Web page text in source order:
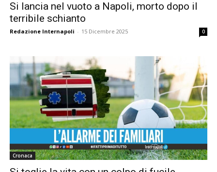
Si lancia nel vuoto a Napoli, morto dopo il
terribile schianto
Redazione Internapoli - 15 Dicembre 2025 0
Cronaca